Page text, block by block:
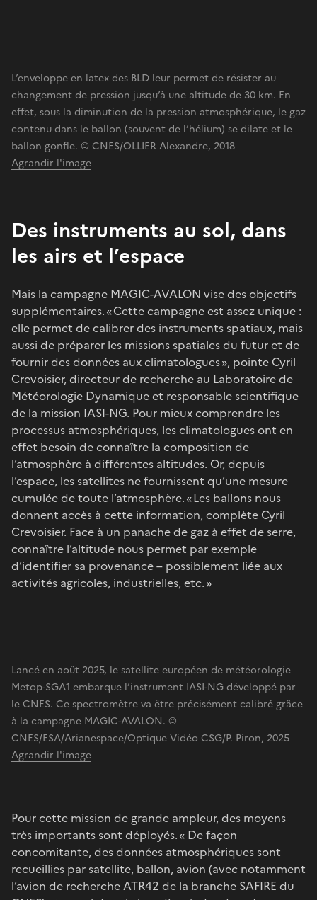
L’enveloppe en latex des BLD leur permet de résister au
changement de pression jusqu’à une altitude de 30 km. En
effet, sous la diminution de la pression atmosphérique, le gaz
contenu dans le ballon (souvent de l’hélium) se dilate et le
ballon gonfle. © CNES/OLLIER Alexandre, 2018
Agrandir l'image
Des instruments au sol, dans
les airs et l’espace
Mais la campagne MAGIC-AVALON vise des objectifs
supplémentaires. « Cette campagne est assez unique :
elle permet de calibrer des instruments spatiaux, mais
aussi de préparer les missions spatiales du futur et de
fournir des données aux climatologues », pointe Cyril
Crevoisier, directeur de recherche au Laboratoire de
Météorologie Dynamique et responsable scientifique
de la mission IASI-NG. Pour mieux comprendre les
processus atmosphériques, les climatologues ont en
effet besoin de connaître la composition de
l’atmosphère à différentes altitudes. Or, depuis
l’espace, les satellites ne fournissent qu’une mesure
cumulée de toute l’atmosphère. « Les ballons nous
donnent accès à cette information, complète Cyril
Crevoisier. Face à un panache de gaz à effet de serre,
connaître l’altitude nous permet par exemple
d’identifier sa provenance – possiblement liée aux
activités agricoles, industrielles, etc. »
Lancé en août 2025, le satellite européen de météorologie
Metop-SGA1 embarque l’instrument IASI-NG développé par
le CNES. Ce spectromètre va être précisément calibré grâce
à la campagne MAGIC-AVALON. ©
CNES/ESA/Arianespace/Optique Vidéo CSG/P. Piron, 2025
Agrandir l'image
Pour cette mission de grande ampleur, des moyens
très importants sont déployés. « De façon
concomitante, des données atmosphériques sont
recueillies par satellite, ballon, avion (avec notamment
l’avion de recherche ATR42 de la branche SAFIRE du